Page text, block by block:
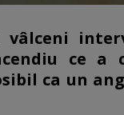
ce a
ca un